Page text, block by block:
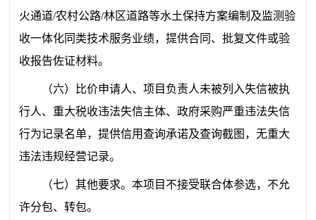
火通道/农村公路/林区道路等水土保持方案编制 及监测验
收一体化同类技术服务业绩，提供合同、批复文件或验
收报告佐证材料。
（六）
比价申请人、项目负责人未被列入失信被执
行人、重大税收违法失信主体、政府采购严重违法失信
行为记录名单，提供信用查询承诺及查询截图，无重大
违法违规经营记录。
（七）其他要求。本项目不接受联合体参选，不允
许分包、转包。